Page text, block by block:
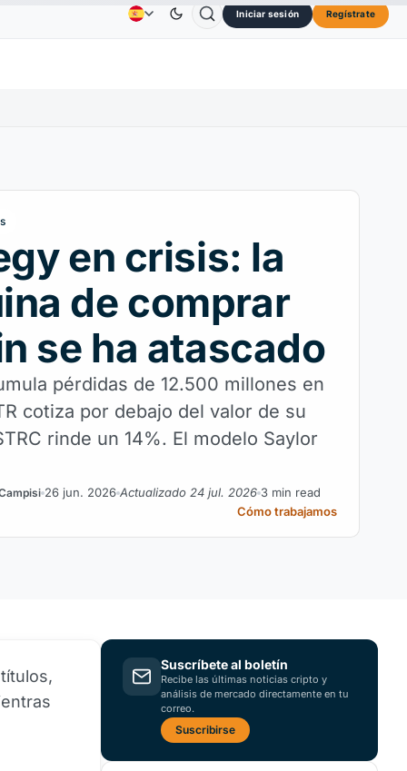
73,45 US$↑2.10% TRONTRX0,3264 US$↓0.30% Dogecoin
ContactosQuiénes Somos Iniciar sesión Regístrate
en crisis: la
de comprar
se ha atascado
pérdidas de 12.500 millones en
cotiza por debajo del valor de su
rinde un 14%. El modelo Saylor
26 jun. 2026 Actualizado 24 jul. 2026 3 min read
Cómo trabajamos
Suscríbete al boletín
Recibe las últimas noticias cripto y
análisis de mercado directamente en tu
correo.
Suscribirse